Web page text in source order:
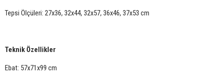
Tepsi Ölçüleri: 27x36, 32x44, 32x57, 36x46, 37x53 cm
Teknik Özellikler
Ebat: 57x71x99 cm